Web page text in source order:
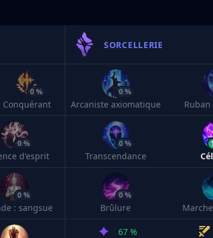
0 %
Conquérant
0 %
d'esprit
0 %
: sangsue
SORCELLERIE
0 %
Arcaniste axiomatique
0 %
Transcendance
0 %
Brûlure
67 %